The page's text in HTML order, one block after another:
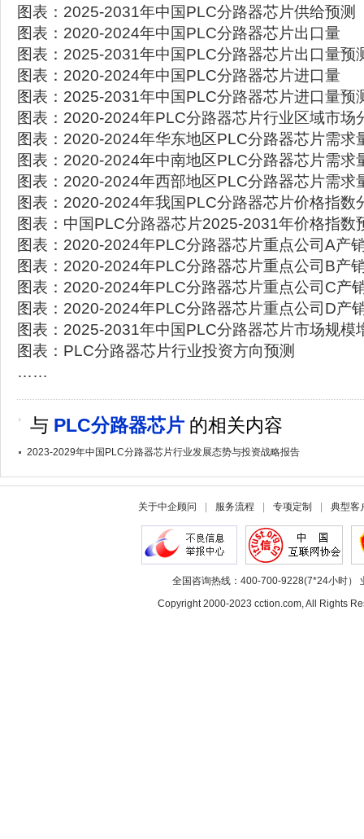
图表：2025-2031年中国PLC分路器芯片供给预测
图表：2020-2024年中国PLC分路器芯片出口量
图表：2025-2031年中国PLC分路器芯片出口量预
图表：2020-2024年中国PLC分路器芯片进口量
图表：2025-2031年中国PLC分路器芯片进口量预
图表：2020-2024年PLC分路器芯片行业区域市场
图表：2020-2024年华东地区PLC分路器芯片需求
图表：2020-2024年中南地区PLC分路器芯片需求
图表：2020-2024年西部地区PLC分路器芯片需求
图表：2020-2024年我国PLC分路器芯片价格指数
图表：中国PLC分路器芯片2025-2031年价格指数
图表：2020-2024年PLC分路器芯片重点公司A产
图表：2020-2024年PLC分路器芯片重点公司B产
图表：2020-2024年PLC分路器芯片重点公司C产
图表：2020-2024年PLC分路器芯片重点公司D产
图表：2025-2031年中国PLC分路器芯片市场规模
图表：PLC分路器芯片行业投资方向预测
……
与 PLC分路器芯片 的相关内容
2023-2029年中国PLC分路器芯片行业发展态势与投资战略报告
关于中企顾问 服务流程 专项定制 典型客
全国咨询热线：400-700-9228(7*24小时）
Copyright 2000-2023 cction.com, All Rights